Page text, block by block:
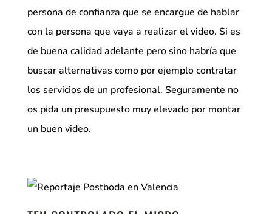
persona de confianza que se encargue de hablar
con la persona que vaya a realizar el video. Si es
de buena calidad adelante pero sino habría que
buscar alternativas como por ejemplo contratar
los servicios de un profesional. Seguramente no
os pida un presupuesto muy elevado por montar
un buen video.